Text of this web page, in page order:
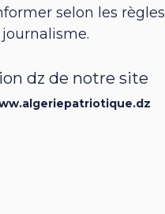
selon les règles
dz de notre site